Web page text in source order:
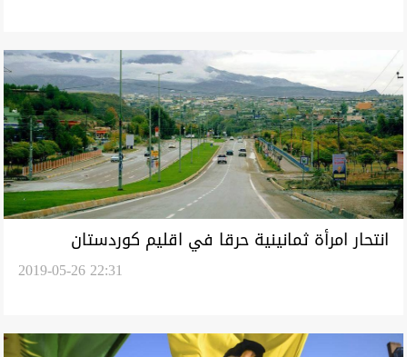
انتحار امرأة ثمانينية حرقا في اقليم كوردستان
2019-05-26 22:31